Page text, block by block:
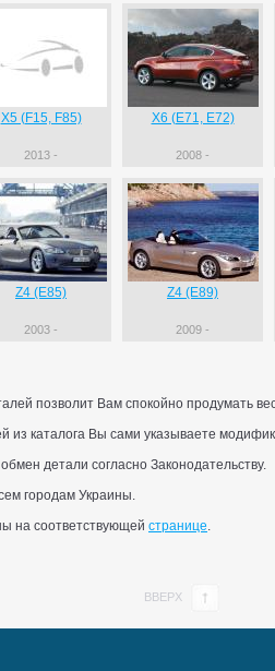
X5 (F15, F85)
2013 -
X6 (E71, E72)
2008 -
Z4 (E85)
2003 -
Z4 (E89)
2009 -
позволит Вам спокойно продумать
из каталога Вы сами указываете
детали согласно Законодательству.
городам Украины.
на соответствующей странице.
ВВЕРХ